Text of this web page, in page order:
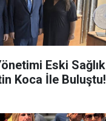
Eski Sağlık
Koca İle Buluştu!